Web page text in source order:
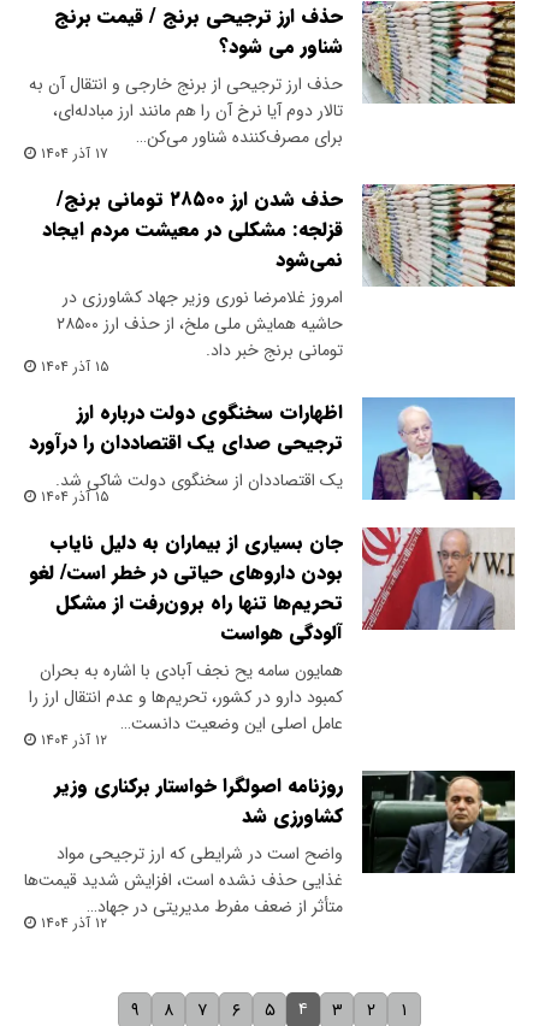
حذف ارز ترجیحی برنج / قیمت برنج
شناور می شود؟
حذف ارز ترجیحی از برنج خارجی و انتقال آن به
تالار دوم آیا نرخ آن را هم مانند ارز مبادله‌ای،
برای مصرف‌کننده شناور می‌کن…
۱۷ آذر ۱۴۰۴
حذف شدن ارز ۲۸۵۰۰ تومانی برنج/
قزلجه: مشکلی در معیشت مردم ایجاد
نمی‌شود
امروز غلامرضا نوری وزیر جهاد کشاورزی در
حاشیه همایش ملی ملخ، از حذف ارز ۲۸۵۰۰
تومانی برنج خبر داد.
۱۵ آذر ۱۴۰۴
اظهارات سخنگوی دولت درباره ارز
ترجیحی صدای یک اقتصاددان را درآورد
یک اقتصاددان از سخنگوی دولت شاکی شد.
۱۵ آذر ۱۴۰۴
جان بسیاری از بیماران به دلیل نایاب
بودن داروهای حیاتی در خطر است/ لغو
تحریم‌ها تنها راه برون‌رفت از مشکل
آلودگی هواست
همایون سامه یح نجف آبادی با اشاره به بحران
کمبود دارو در کشور، تحریم‌ها و عدم انتقال ارز را
عامل اصلی این وضعیت دانست…
۱۲ آذر ۱۴۰۴
روزنامه اصولگرا خواستار برکناری وزیر
کشاورزی شد
واضح است در شرایطی که ارز ترجیحی مواد
غذایی حذف نشده است، افزایش شدید قیمت‌ها
متأثر از ضعف مفرط مدیریتی در جهاد…
۱۲ آذر ۱۴۰۴
۱ ۲ ۳ ۴ ۵ ۶ ۷ ۸ ۹